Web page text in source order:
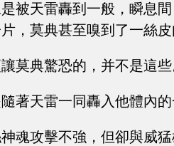
被天雷轟到一般，瞬息
，莫典甚至嗅到了一絲
莫典驚恐的，并不是這
著天雷一同轟入他體內
魂攻擊不強，但卻與威